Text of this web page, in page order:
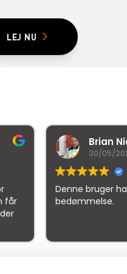
LEJ NU
Nielsen
har kun efterladt en